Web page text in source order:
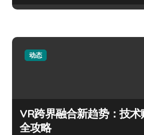
动态
VR跨界融合新趋势：技
全攻略